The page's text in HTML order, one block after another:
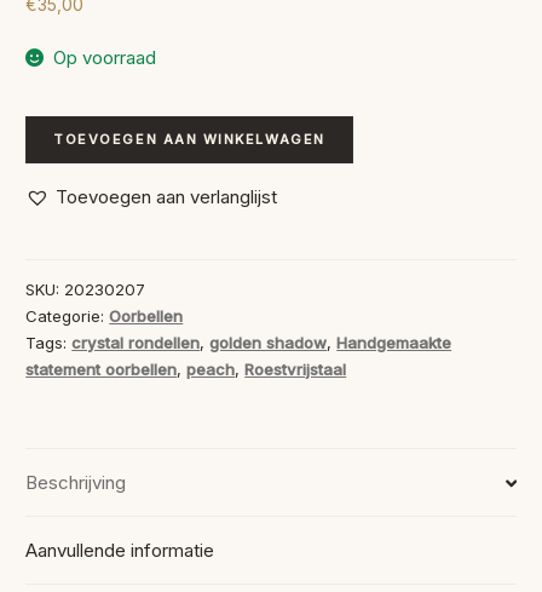
€35,00
Op voorraad
Handgemaakte
Statement
Oorbellen
Shadow/Peach
aantal
TOEVOEGEN AAN WINKELWAGEN
Toevoegen aan verlanglijst
SKU: 20230207
Categorie:Oorbellen
Tags:crystal rondellen,golden shadow,Handgemaakte
statement oorbellen,peach,Roestvrijstaal
Beschrijving
Aanvullende informatie